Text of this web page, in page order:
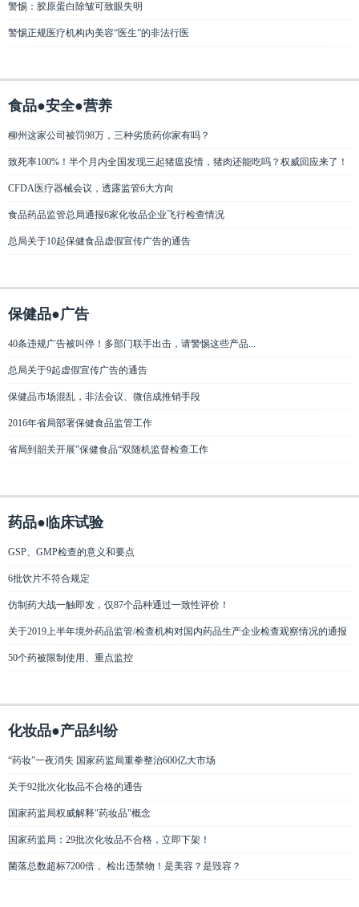
警惕：胶原蛋白除皱可致眼失明
警惕正规医疗机构内美容“医生”的非法行医
食品●安全●营养
柳州这家公司被罚98万，三种劣质药你家有吗？
致死率100%！半个月内全国发现三起猪瘟疫情，猪肉还能吃吗？权威回应来了！
CFDA医疗器械会议，透露监管6大方向
食品药品监管总局通报6家化妆品企业飞行检查情况
总局关于10起保健食品虚假宣传广告的通告
保健品●广告
40条违规广告被叫停！多部门联手出击，请警惕这些产品...
总局关于9起虚假宣传广告的通告
保健品市场混乱，非法会议、微信成推销手段
2016年省局部署保健食品监管工作
省局到韶关开展”保健食品“双随机监督检查工作
药品●临床试验
GSP、GMP检查的意义和要点
6批饮片不符合规定
仿制药大战一触即发，仅87个品种通过一致性评价！
关于2019上半年境外药品监管/检查机构对国内药品生产企业检查观察情况的通报
50个药被限制使用、重点监控
化妆品●产品纠纷
“药妆”一夜消失 国家药监局重拳整治600亿大市场
关于92批次化妆品不合格的通告
国家药监局权威解释"药妆品"概念
国家药监局：29批次化妆品不合格，立即下架！
菌落总数超标7200倍， 检出违禁物！是美容？是毁容？